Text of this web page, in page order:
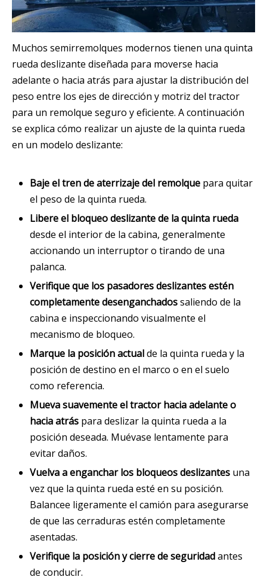
Muchos semirremolques modernos tienen una quinta
rueda deslizante diseñada para moverse hacia
adelante o hacia atrás para ajustar la distribución del
peso entre los ejes de dirección y motriz del tractor
para un remolque seguro y eficiente. A continuación
se explica cómo realizar un ajuste de la quinta rueda
en un modelo deslizante:
Baje el tren de aterrizaje del remolque para quitar
el peso de la quinta rueda.
Libere el bloqueo deslizante de la quinta rueda
desde el interior de la cabina, generalmente
accionando un interruptor o tirando de una
palanca.
Verifique que los pasadores deslizantes estén
completamente desenganchadossaliendo de la
cabina e inspeccionando visualmente el
mecanismo de bloqueo.
Marque la posición actualde la quinta rueda y la
posición de destino en el marco o en el suelo
como referencia.
Mueva suavemente el tractor hacia adelante o
hacia atrás para deslizar la quinta rueda a la
posición deseada. Muévase lentamente para
evitar daños.
Vuelva a enganchar los bloqueos deslizantes una
vez que la quinta rueda esté en su posición.
Balancee ligeramente el camión para asegurarse
de que las cerraduras estén completamente
asentadas.
Verifique la posición y cierre de seguridadantes
de conducir.